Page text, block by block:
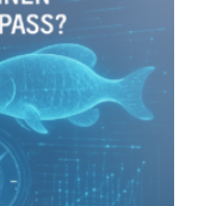
Earth
fasst bestehende
interpretiert sie
hydrothermalen
Ozeanbecken